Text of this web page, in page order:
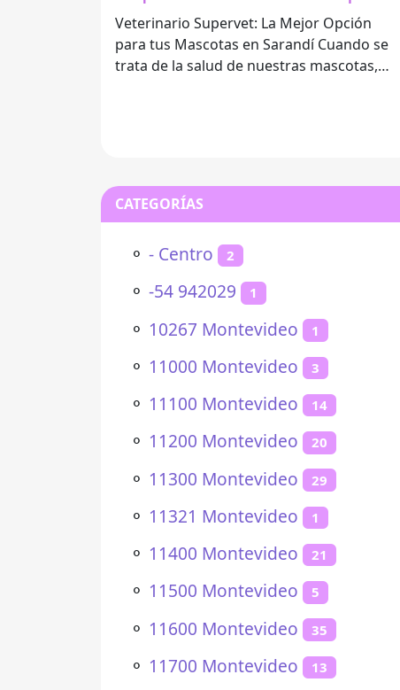
Veterinario Supervet: La Mejor Opción
para tus Mascotas en Sarandí Cuando se
trata de la salud de nuestras mascotas,
CATEGORÍAS
⚬ - Centro 2
⚬ -54 942029 1
⚬ 10267 Montevideo 1
⚬ 11000 Montevideo 3
⚬ 11100 Montevideo 14
⚬ 11200 Montevideo 20
⚬ 11300 Montevideo 29
⚬ 11321 Montevideo 1
⚬ 11400 Montevideo 21
⚬ 11500 Montevideo 5
⚬ 11600 Montevideo 35
⚬ 11700 Montevideo 13